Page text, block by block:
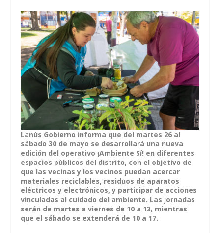
Lanús Gobierno informa que del martes 26 al
sábado 30 de mayo se desarrollará una nueva
edición del operativo ¡Ambiente Sí! en diferentes
espacios públicos del distrito, con el objetivo de
que las vecinas y los vecinos puedan acercar
materiales reciclables, residuos de aparatos
eléctricos y electrónicos, y participar de acciones
vinculadas al cuidado del ambiente. Las jornadas
serán de martes a viernes de 10 a 13, mientras
que el sábado se extenderá de 10 a 17.